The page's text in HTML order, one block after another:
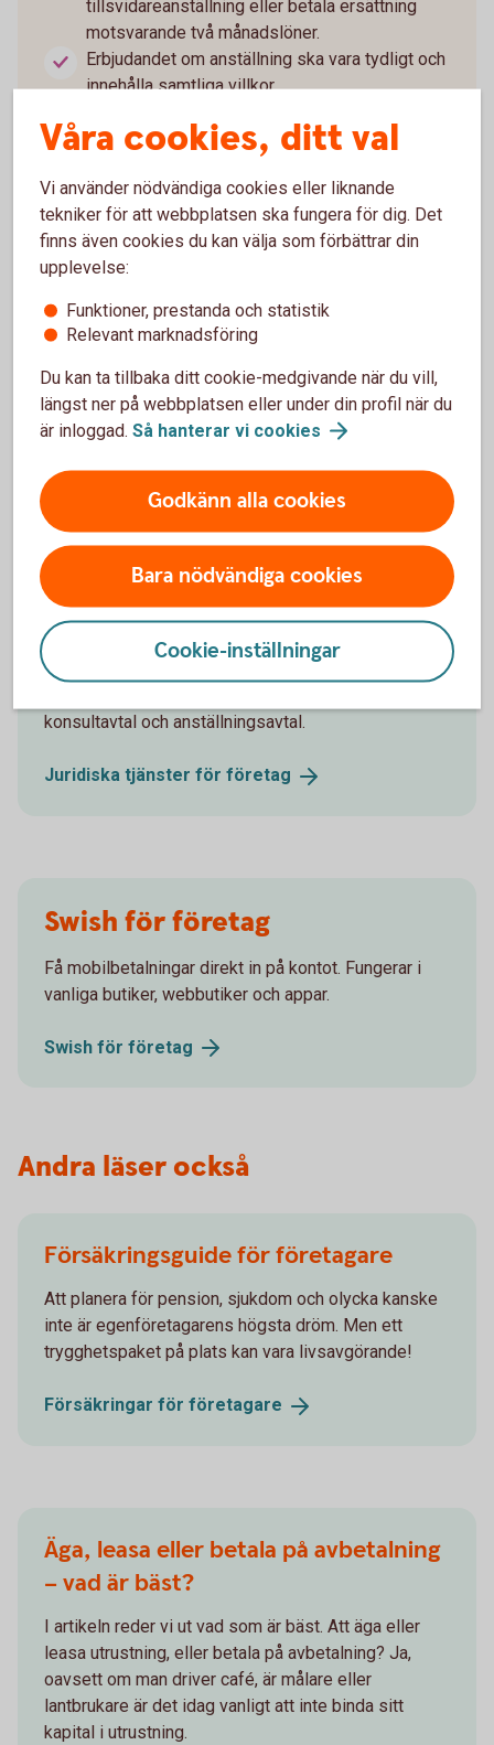
tillsvidareanställning eller betala ersättning
motsvarande två månadslöner.
Erbjudandet om anställning ska vara tydligt och
innehålla samtliga villkor.
månad efter att tidsgränsen passerats. Samma
betala ersättning.
Tackar personen ja upphör anställningen i
bemanningsföretaget när den nya anställningen
börjar.
bemanningsföretaget som tidigare.
Egenföretagare och konsulter som arbetar som
specialister omfattas inte av regeln.
Läs mer om nya reglerna (riksdagen.se)
Behöver du hjälp med
juridiken?
konsultavtal och anställningsavtal.
Juridiska tjänster för företag
Swish för företag
Få mobilbetalningar direkt in på kontot. Fungerar i
vanliga butiker, webbutiker och appar.
Swish för företag
Andra läser också
Försäkringsguide för företagare
Att planera för pension, sjukdom och olycka kanske
inte är egenföretagarens högsta dröm. Men ett
trygghetspaket på plats kan vara livsavgörande!
Försäkringar för företagare
Äga, leasa eller betala på avbetalning
– vad är bäst?
I artikeln reder vi ut vad som är bäst. Att äga eller
leasa utrustning, eller betala på avbetalning? Ja,
oavsett om man driver café, är målare eller
lantbrukare är det idag vanligt att inte binda sitt
kapital i utrustning.
Våra cookies, ditt val
Vi använder nödvändiga cookies eller liknande
tekniker för att webbplatsen ska fungera för dig. Det
finns även cookies du kan välja som förbättrar din
upplevelse:
Funktioner, prestanda och statistik
Relevant marknadsföring
Du kan ta tillbaka ditt cookie-medgivande när du vill,
längst ner på webbplatsen eller under din profil när du
är inloggad. Så hanterar vi cookies
Godkänn alla cookies
Bara nödvändiga cookies
Cookie-inställningar